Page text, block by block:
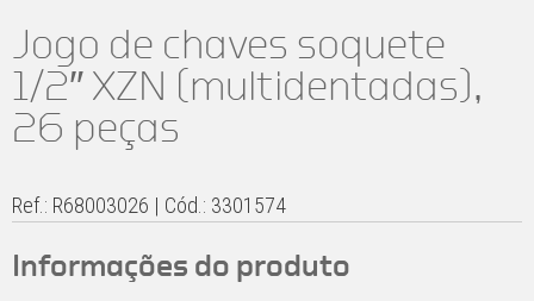
Jogo de chaves soquete
1/2″ XZN (multidentadas),
26 peças
Ref.: R68003026 | Cód.: 3301574
Informações do produto